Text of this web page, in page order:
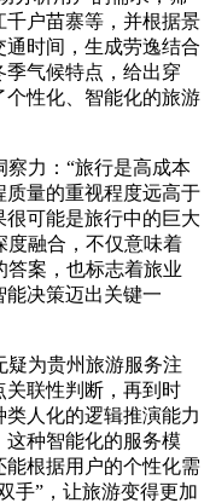
户苗寨等，并根据景
时间，生成劳逸结合
气候特点，给出穿
性化、智能化的旅游
力：“旅行是高成本
量的重视程度远高于
可能是旅行中的巨大
度融合，不仅意味着
答案，也标志着旅业
能决策迈出关键一
为贵州旅游服务注
关联性判断，再到时
人化的逻辑推演能力
种智能化的服务模
根据用户的个性化需
手”，让旅游变得更加